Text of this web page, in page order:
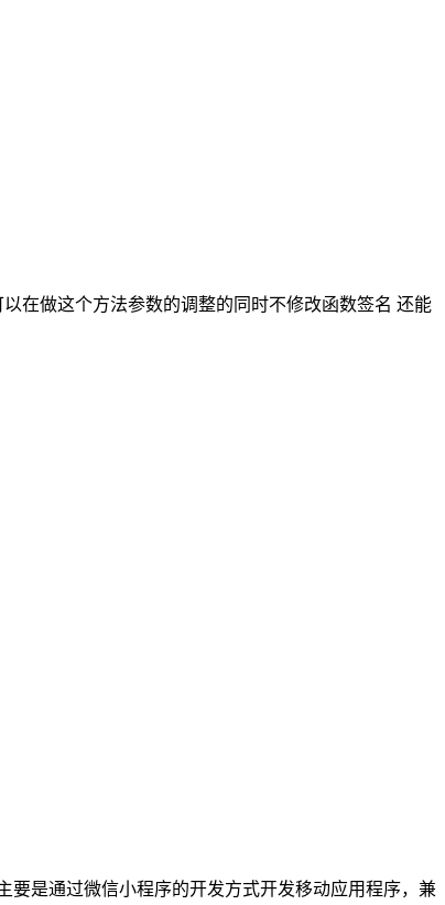
在做这个方法参数的调整的同时不修改函数签名 还能
要是通过微信小程序的开发方式开发移动应用程序，兼